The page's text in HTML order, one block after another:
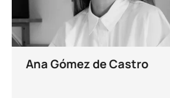
Progetto
dei talenti,
María
Direttore
Ana Gómez de Castro